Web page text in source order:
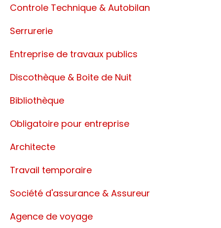
Controle Technique & Autobilan
Serrurerie
Entreprise de travaux publics
Discothèque & Boite de Nuit
Bibliothèque
Obligatoire pour entreprise
Architecte
Travail temporaire
Société d'assurance & Assureur
Agence de voyage